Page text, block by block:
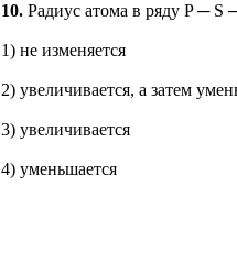
10. Радиус атома в ряду P ─ S
1) не изменяется
2) увеличивается, а затем
3) увеличивается
4) уменьшается